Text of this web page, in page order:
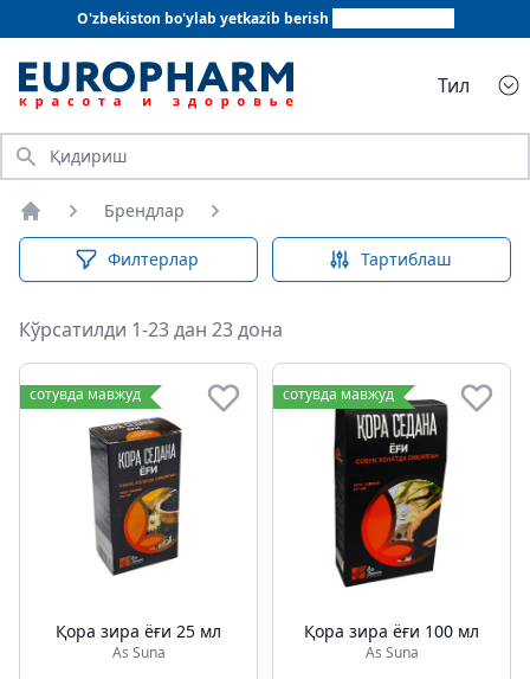
O'zbekiston bo'ylab yetkazib berish
Тил
Қидириш
Бош саҳифа
Брендлар
Филтерлар Тартиблаш
Кўрсатилди 1-23 дан 23 дона
сотувда мавжуд
Қора зира ёғи 25 мл
As Suna
сотувда мавжуд
Қора зира ёғи 100 мл
As Suna